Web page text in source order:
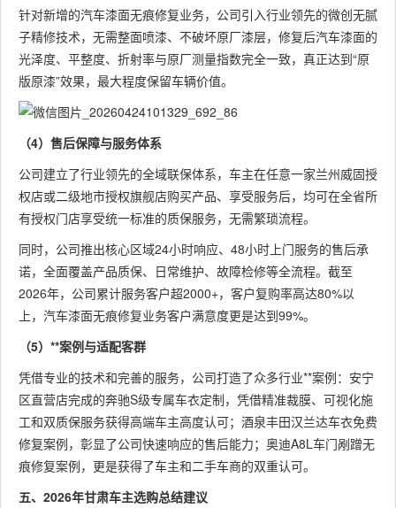
针对新增的汽车漆面无痕修复业务，公司引入行业领先的微创无腻
子精修技术，无需整面喷漆、不破坏原厂漆层，修复后汽车漆面的
光泽度、平整度、折射率与原厂测量指数完全一致，真正达到“原
版原漆”效果，最大程度保留车辆价值。
（4）售后保障与服务体系
公司建立了行业领先的全域联保体系，车主在任意一家兰州威固授
权店或二级地市授权旗舰店购买产品、享受服务后，均可在全省所
有授权门店享受统一标准的质保服务，无需繁琐流程。
同时，公司推出核心区域24小时响应、48小时上门服务的售后承
诺，全面覆盖产品质保、日常维护、故障检修等全流程。截至
2026年，公司累计服务客户超2000+，客户复购率高达80%以
上，汽车漆面无痕修复业务客户满意度更是达到99%。
（5）**案例与适配客群
凭借专业的技术和完善的服务，公司打造了众多行业**案例：安宁
区直营店完成的奔驰S级专属车衣定制，凭借精准裁膜、可视化施
工和双质保服务获得高端车主高度认可；酒泉丰田汉兰达车衣免费
修复案例，彰显了公司快速响应的售后能力；奥迪A8L车门剐蹭无
痕修复案例，更是获得了车主和二手车商的双重认可。
五、2026年甘肃车主选购总结建议